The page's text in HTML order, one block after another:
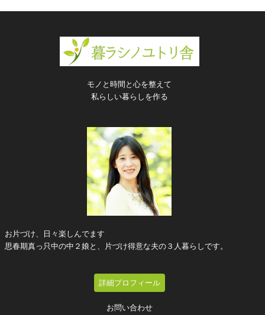
モノと時間と心を整えて
私らしい暮らしを作る
お片づけ、日々楽しんでます
思春期真っ只中の中２娘と、片づけ得意な夫の３人暮らしです。
詳細プロフィール
お問い合わせ